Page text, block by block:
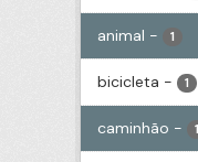
animal - 1
bicicleta - 1
caminhão - 1